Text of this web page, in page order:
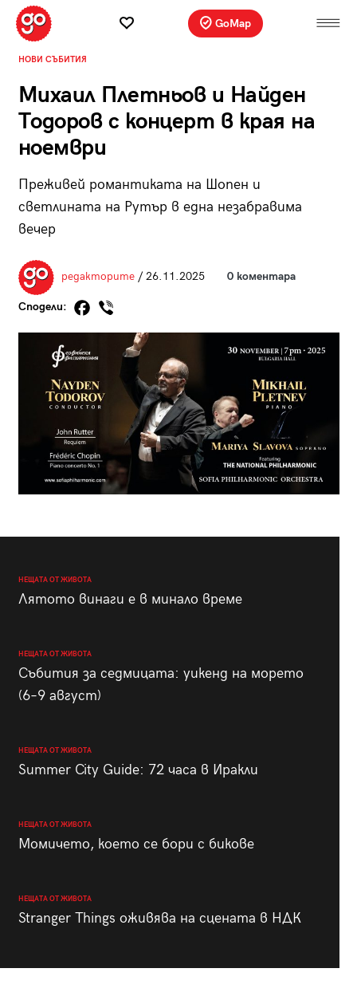
GoMap
НОВИ СЪБИТИЯ
Михаил Плетньов и Найден
Тодоров с концерт в края на
ноември
Преживей романтиката на Шопен и
светлината на Рутър в една незабравима
вечер
редакторите/ 26.11.2025 0 коментара
Сподели:
НЕЩАТА ОТ ЖИВОТА
Лятото винаги е в минало време
НЕЩАТА ОТ ЖИВОТА
Събития за седмицата: уикенд на морето
(6–9 август)
НЕЩАТА ОТ ЖИВОТА
Summer City Guide: 72 часа в Иракли
НЕЩАТА ОТ ЖИВОТА
Момичето, което се бори с бикове
НЕЩАТА ОТ ЖИВОТА
Stranger Things оживява на сцената в НДК